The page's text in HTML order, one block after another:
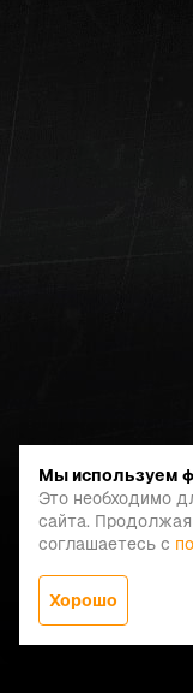
Мы используем
Это необходимо
сайта. Продолжая
соглашаетесь с
Хорошо